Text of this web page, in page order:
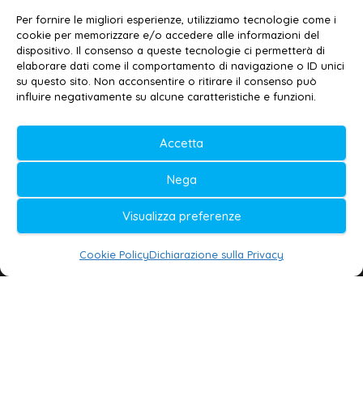
Per fornire le migliori esperienze, utilizziamo tecnologie come i
cookie per memorizzare e/o accedere alle informazioni del
dispositivo. Il consenso a queste tecnologie ci permetterà di
elaborare dati come il comportamento di navigazione o ID unici
su questo sito. Non acconsentire o ritirare il consenso può
influire negativamente su alcune caratteristiche e funzioni.
Accetta
Nega
Visualizza preferenze
Cookie PolicyDichiarazione sulla Privacy
Email: redazione@galatina24.it
Contatti –Disclaimer
Privacy policy –Cookie policy
Testata iscritta al n. 11/2020 Registro della
Stampa Tribunale di Lecce
Editore e direttore responsabile:
Daniele G. Masciullo